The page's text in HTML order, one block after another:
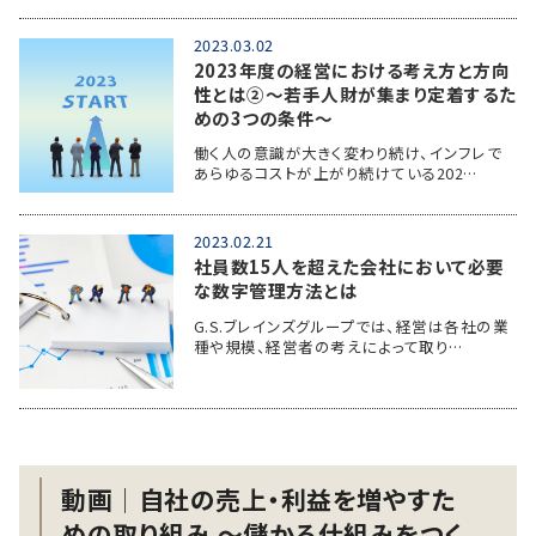
2023.03.02
2023年度の経営における考え方と方向
性とは②～若手人財が集まり定着するた
めの3つの条件～
働く人の意識が大きく変わり続け、インフレで
あらゆるコストが上がり続けている202…
2023.02.21
社員数15人を超えた会社において必要
な数字管理方法とは
G.S.ブレインズグループでは、経営は各社の業
種や規模、経営者の考えによって取り…
動画│自社の売上・利益を増やすた